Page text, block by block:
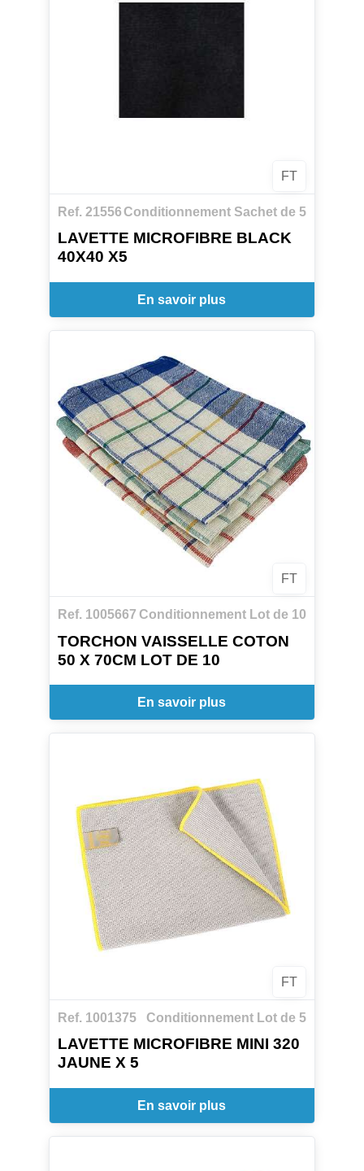
FT
Ref. 21556Conditionnement Sachet de 5
LAVETTE MICROFIBRE BLACK
40X40 X5
En savoir plus
FT
Ref. 1005667 Conditionnement Lot de 10
TORCHON VAISSELLE COTON
50 X 70CM LOT DE 10
En savoir plus
FT
Ref. 1001375 Conditionnement Lot de 5
LAVETTE MICROFIBRE MINI 320
JAUNE X 5
En savoir plus